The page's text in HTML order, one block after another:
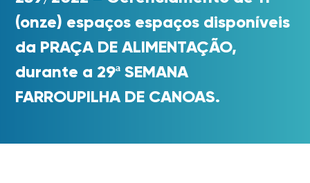
(onze) espaços espaços disponíveis
da PRAÇA DE ALIMENTAÇÃO,
durante a 29ª SEMANA
FARROUPILHA DE CANOAS.